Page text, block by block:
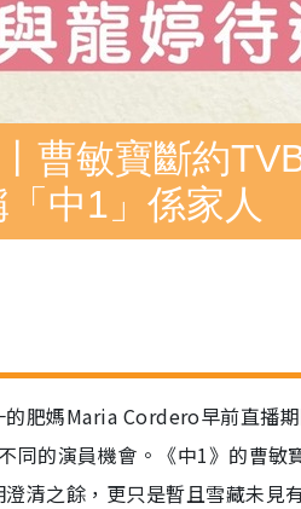
曹敏寶斷約
中1」係家人
的肥媽Maria Cordero早前直播
同的演員機會。《中1》的曹
清之餘，更只是暫且雪藏未